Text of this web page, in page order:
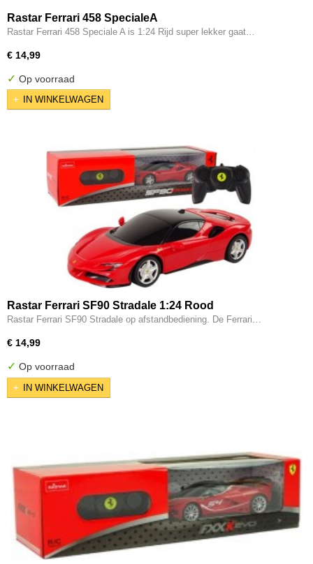
Rastar Ferrari 458 SpecialeA
Rastar Ferrari 458 Speciale A is 1:24 Rijd super lekker gaat…
€ 14,99
✓ Op voorraad
IN WINKELWAGEN
Rastar Ferrari SF90 Stradale 1:24 Rood
Rastar Ferrari SF90 Stradale op afstandbediening. De Ferrari…
€ 14,99
✓ Op voorraad
IN WINKELWAGEN